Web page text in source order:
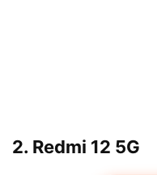
2. Redmi 12 5G